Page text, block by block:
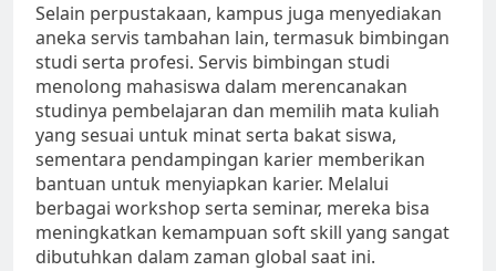
Selain perpustakaan, kampus juga menyediakan
aneka servis tambahan lain, termasuk bimbingan
studi serta profesi. Servis bimbingan studi
menolong mahasiswa dalam merencanakan
studinya pembelajaran dan memilih mata kuliah
yang sesuai untuk minat serta bakat siswa,
sementara pendampingan karier memberikan
bantuan untuk menyiapkan karier. Melalui
berbagai workshop serta seminar, mereka bisa
meningkatkan kemampuan soft skill yang sangat
dibutuhkan dalam zaman global saat ini.